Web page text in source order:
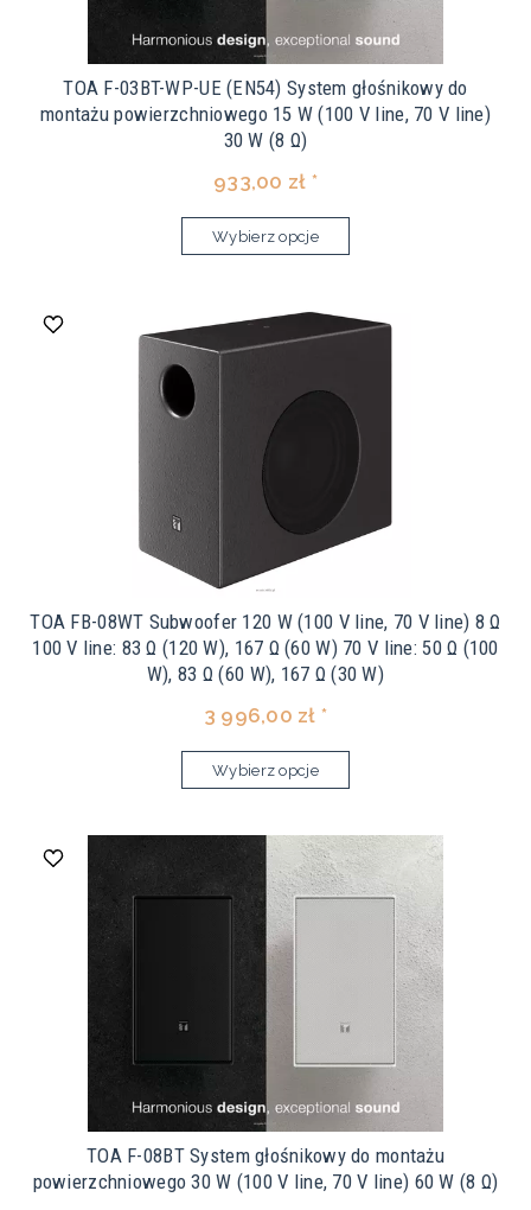
TOA F-03BT-WP-UE (EN54) System głośnikowy do
montażu powierzchniowego 15 W (100 V line, 70 V line)
30 W (8 Ω)
933,00 zł *
Wybierz opcje
TOA FB-08WT Subwoofer 120 W (100 V line, 70 V line) 8 Ω
100 V line: 83 Ω (120 W), 167 Ω (60 W) 70 V line: 50 Ω (100
W), 83 Ω (60 W), 167 Ω (30 W)
3 996,00 zł *
Wybierz opcje
TOA F-08BT System głośnikowy do montażu
powierzchniowego 30 W (100 V line, 70 V line) 60 W (8 Ω)